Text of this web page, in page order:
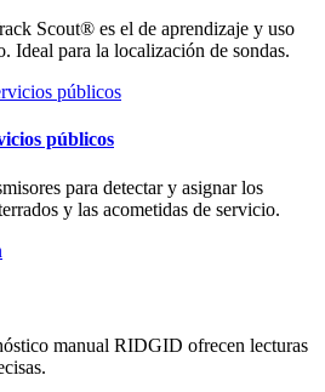
Scout® es el de aprendizaje y uso
Ideal para la localización de sondas.
públicos
para detectar y asignar los
y las acometidas de servicio.
manual RIDGID ofrecen lecturas